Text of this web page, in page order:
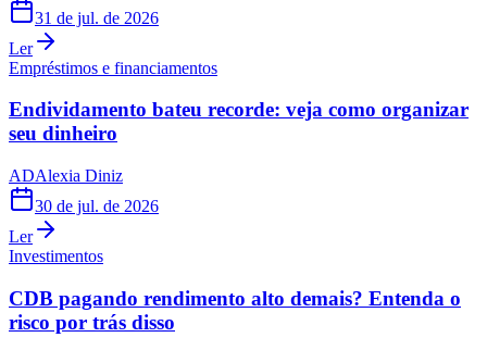
31 de jul. de 2026
Ler
Empréstimos e financiamentos
Endividamento bateu recorde: veja como organizar
seu dinheiro
ADAlexia Diniz
30 de jul. de 2026
Ler
Investimentos
CDB pagando rendimento alto demais? Entenda o
risco por trás disso